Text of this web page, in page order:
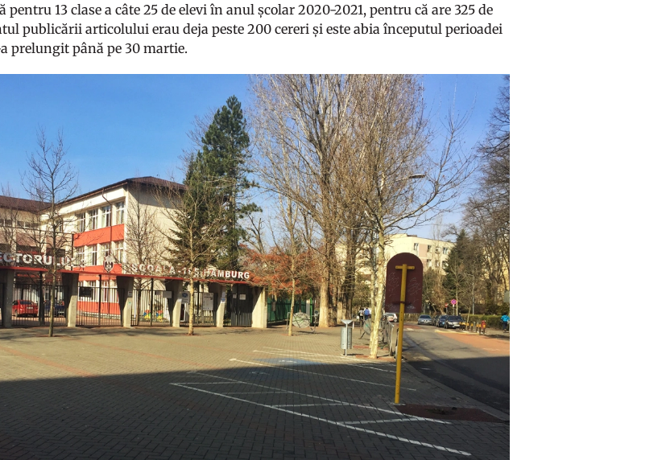
pentru 13 clase a câte 25 de elevi în anul școlar 2020-2021, pentru că are 325 de
publicării articolului erau deja peste 200 cereri și este abia începutul perioadei
prelungit până pe 30 martie.